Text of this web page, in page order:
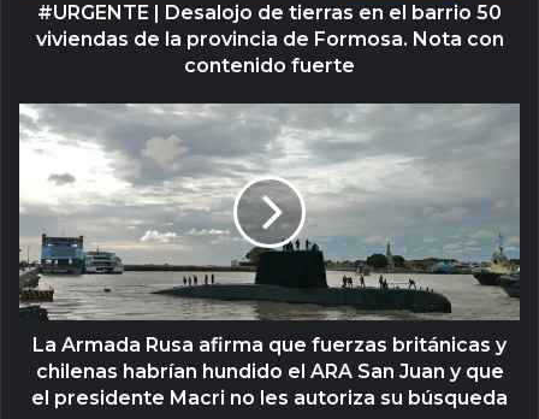
#URGENTE | Desalojo de tierras en el barrio 50
viviendas de la provincia de Formosa. Nota con
contenido fuerte
La Armada Rusa afirma que fuerzas británicas y
chilenas habrían hundido el ARA San Juan y que
el presidente Macri no les autoriza su búsqueda